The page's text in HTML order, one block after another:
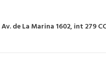
Av. de La Marina 1602, int 279